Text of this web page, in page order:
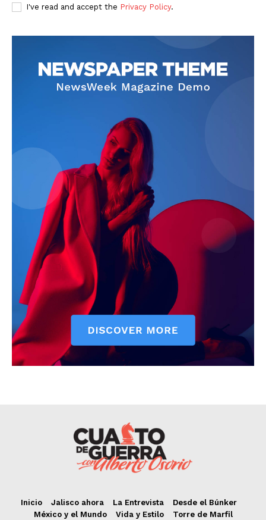
I've read and accept the Privacy Policy.
Inicio Jalisco ahora La Entrevista
Desde el Búnker
México y el Mundo
Vida y Estilo Torre de Marfil